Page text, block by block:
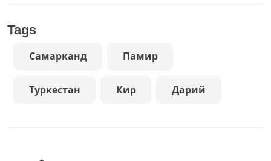
Tags
Самарканд Памир
Туркестан Кир Дарий